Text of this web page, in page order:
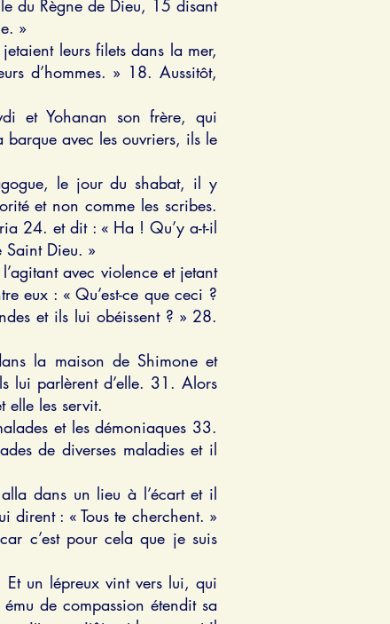
du Règne de Dieu, 15 disant
»
leurs filets dans la mer,
d’hommes. » 18. Aussitôt,
et Yohanan son frère, qui
avec les ouvriers, ils le
le jour du shabat, il y
et non comme les scribes.
24. et dit : « Ha ! Qu’y a-t-il
Saint Dieu. »
avec violence et jetant
eux : « Qu’est-ce que ceci ?
et ils lui obéissent ? » 28.
la maison de Shimone et
lui parlèrent d’elle. 31. Alors
elle les servit.
et les démoniaques 33.
de diverses maladies et il
dans un lieu à l’écart et il
: « Tous te cherchent. »
c’est pour cela que je suis
un lépreux vint vers lui, qui
de compassion étendit sa